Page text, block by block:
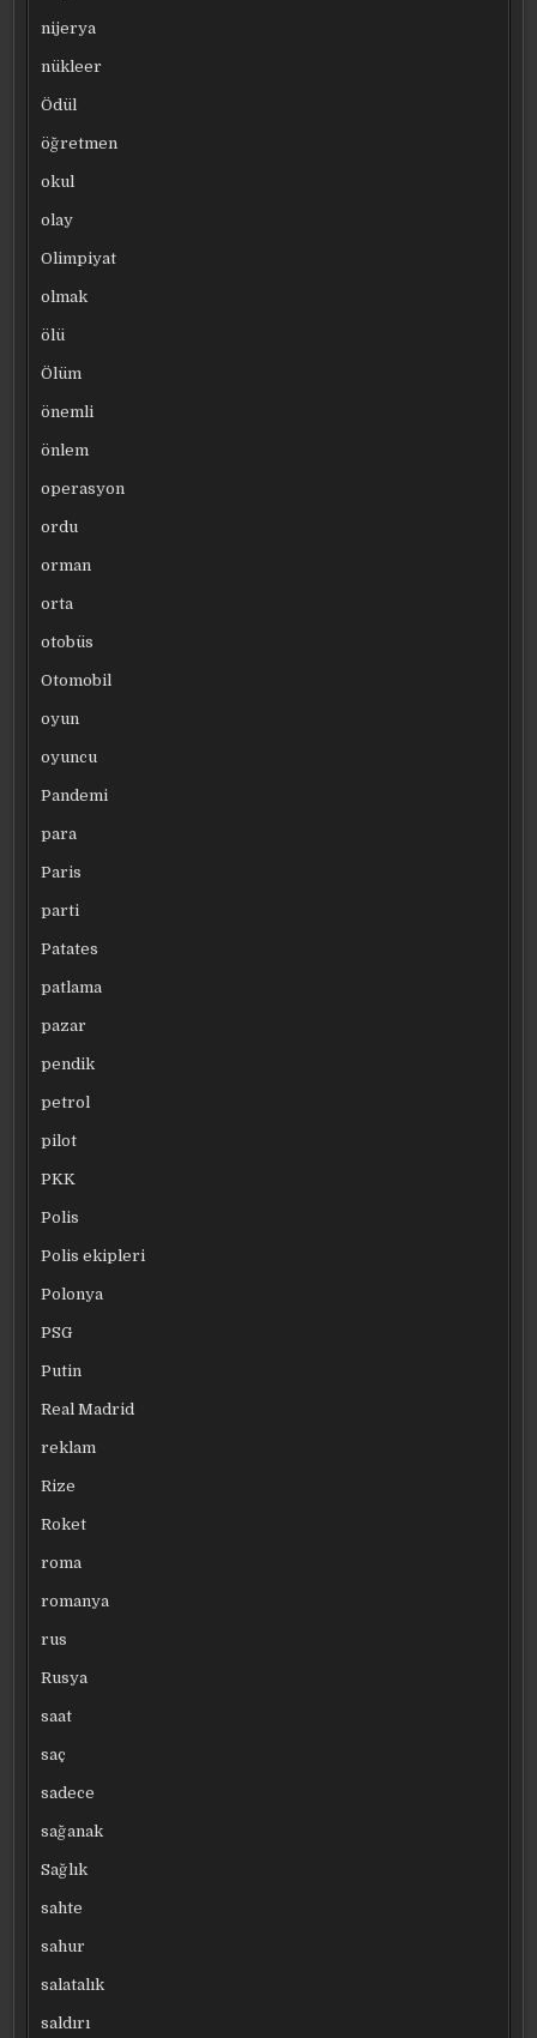
nijerya
nükleer
Ödül
öğretmen
okul
olay
Olimpiyat
olmak
ölü
Ölüm
önemli
önlem
operasyon
ordu
orman
orta
otobüs
Otomobil
oyun
oyuncu
Pandemi
para
Paris
parti
Patates
patlama
pazar
pendik
petrol
pilot
PKK
Polis
Polis ekipleri
Polonya
PSG
Putin
Real Madrid
reklam
Rize
Roket
roma
romanya
rus
Rusya
saat
saç
sadece
sağanak
Sağlık
sahte
sahur
salatalık
saldırı